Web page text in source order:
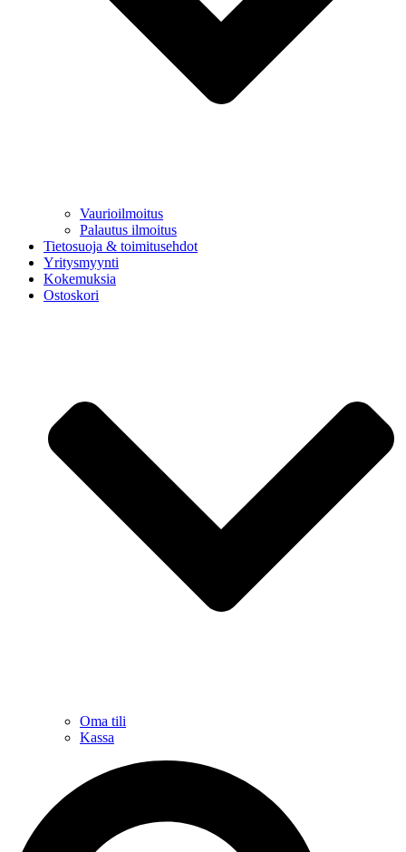
Vaurioilmoitus
Palautus ilmoitus
Tietosuoja & toimitusehdot
Yritysmyynti
Kokemuksia
Ostoskori
Oma tili
Kassa